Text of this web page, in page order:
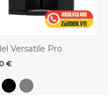
Versatile Pro
€